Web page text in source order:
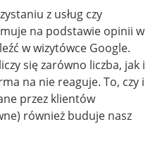
z usług czy
na podstawie opinii w
w wizytówce Google.
się zarówno liczba, jak i
na nie reaguje. To, czy i
przez klientów
również buduje nasz